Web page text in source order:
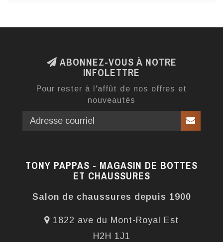
ABONNEZ-VOUS À NOTRE
INFOLETTRE
Pour rester à l'affût de nos offres et
nouveautés
TONY PAPPAS - MAGASIN DE BOTTES
ET CHAUSSURES
Salon de chaussures depuis 1900
1822 ave du Mont-Royal Est
H2H 1J1